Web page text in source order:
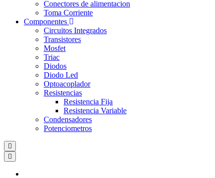
Conectores de alimentacion
Toma Corriente
Componentes
Circuitos Integrados
Transistores
Mosfet
Triac
Diodos
Diodo Led
Optoacoplador
Resistencias
Resistencia Fija
Resistencia Variable
Condensadores
Potenciometros